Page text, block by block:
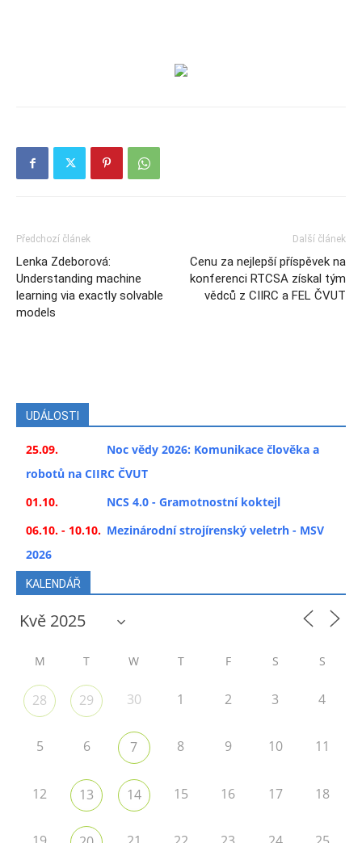
Předchozí článek
Lenka Zdeborová:
Understanding machine
learning via exactly solvable
models
Další článek
Cenu za nejlepší příspěvek na
konferenci RTCSA získal tým
vědců z CIIRC a FEL ČVUT
UDÁLOSTI
25.09.
Noc vědy 2026: Komunikace člověka a
robotů na CIIRC ČVUT
01.10.
NCS 4.0 - Gramotnostní koktejl
06.10. - 10.10. Mezinárodní strojírenský veletrh - MSV
2026
KALENDÁŘ
M T W T F S S
28 29 30 1 2 3 4
5 6 7 8 9 10 11
12 13 14 15 16 17 18